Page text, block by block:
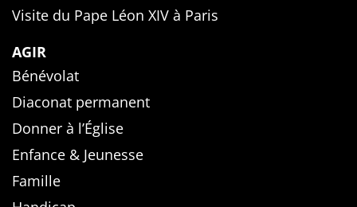
Visite du Pape Léon XIV à Paris
AGIR
Bénévolat
Diaconat permanent
Donner à l’Église
Enfance & Jeunesse
Famille